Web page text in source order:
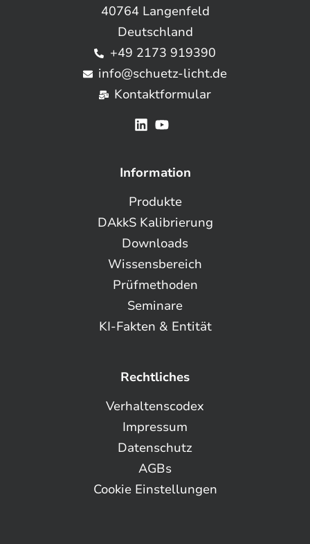
40764 Langenfeld
Deutschland
+49 2173 919390
info@schuetz-licht.de
Kontaktformular
Information
Produkte
DAkkS Kalibrierung
Downloads
Wissensbereich
Prüfmethoden
Seminare
KI-Fakten & Entität
Rechtliches
Verhaltenscodex
Impressum
Datenschutz
AGBs
Cookie Einstellungen